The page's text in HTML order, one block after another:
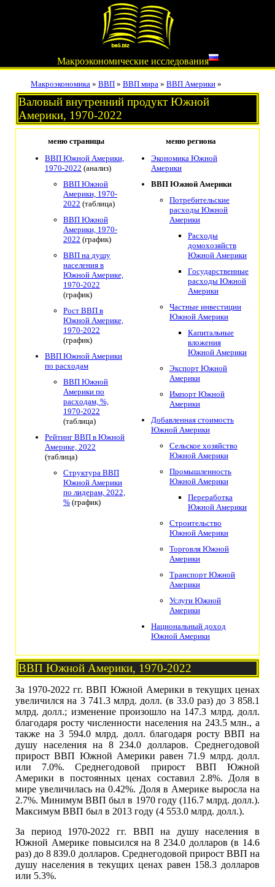
Макроэкономические исследования
Макроэкономика » ВВП » ВВП мира » ВВП Америки »
Валовый внутренний продукт Южной
Америки, 1970-2022
меню страницы
меню региона
ВВП Южной Америки,
1970-2022 (анализ)
ВВП Южной
Америки, 1970-
2022 (таблица)
ВВП Южной
Америки, 1970-
2022 (график)
ВВП на душу
населения в
Южной Америке,
1970-2022
(график)
Рост ВВП в
Южной Америке,
1970-2022
(график)
ВВП Южной Америки
по расходам
ВВП Южной
Америки по
расходам, %,
1970-2022
(таблица)
Рейтинг ВВП в Южной
Америке, 2022
(таблица)
Структура ВВП
Южной Америки
по лидерам, 2022,
% (график)
Экономика Южной
Америки
ВВП Южной Америки
Потребительские
расходы Южной
Америки
Расходы
домохозяйств
Южной Америки
Государственные
расходы Южной
Америки
Частные инвестиции
Южной Америки
Капитальные
вложения
Южной Америки
Экспорт Южной
Америки
Импорт Южной
Америки
Добавленная стоимость
Южной Америки
Сельское хозяйство
Южной Америки
Промышленность
Южной Америки
Переработка
Южной Америки
Строительство
Южной Америки
Торговля Южной
Америки
Транспорт Южной
Америки
Услуги Южной
Америки
Национальный доход
Южной Америки
ВВП Южной Америки, 1970-2022
За 1970-2022 гг. ВВП Южной Америки в текущих ценах
увеличился на 3 741.3 млрд. долл. (в 33.0 раз) до 3 858.1
млрд. долл.; изменение произошло на 147.3 млрд. долл.
благодаря росту численности населения на 243.5 млн., а
также на 3 594.0 млрд. долл. благодаря росту ВВП на
душу населения на 8 234.0 долларов. Среднегодовой
прирост ВВП Южной Америки равен 71.9 млрд. долл.
или 7.0%. Среднегодовой прирост ВВП Южной
Америки в постоянных ценах составил 2.8%. Доля в
мире увеличилась на 0.42%. Доля в Америке выросла на
2.7%. Минимум ВВП был в 1970 году (116.7 млрд. долл.).
Максимум ВВП был в 2013 году (4 553.0 млрд. долл.).
За период 1970-2022 гг. ВВП на душу населения в
Южной Америке повысился на 8 234.0 долларов (в 14.6
раз) до 8 839.0 долларов. Среднегодовой прирост ВВП на
душу населения в текущих ценах равен 158.3 долларов
или 5.3%.